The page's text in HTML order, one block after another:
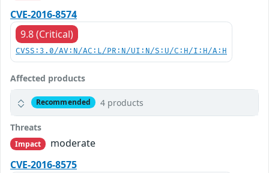
CVE-2016-8574
9.8 (Critical)
CVSS:3.0/AV:N/AC:L/PR:N/UI:N/S:U/C:H/I:H/A:H
Affected products
Recommended 4 products
Threats
Impact
moderate
CVE-2016-8575